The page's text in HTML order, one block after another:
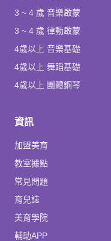
3 ~ 4 歲 音樂啟蒙
3 ~ 4 歲 律動啟蒙
4歲以上 音樂基礎
4歲以上 舞蹈基礎
4歲以上 團體鋼琴
資訊
加盟美育
教室據點
常見問題
育兒誌
美育學院
輔助APP